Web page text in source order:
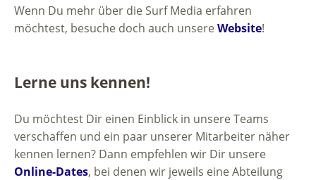
Wenn Du mehr über die Surf Media erfahren
möchtest, besuche doch auch unsereWebsite!
Lerne uns kennen!
Du möchtest Dir einen Einblick in unsere Teams
verschaffen und ein paar unserer Mitarbeiter näher
kennen lernen? Dann empfehlen wir Dir unsere
Online-Dates, bei denen wir jeweils eine Abteilung